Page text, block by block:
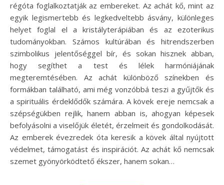
régóta foglalkoztatják az embereket. Az achát kő, mint az
egyik legismertebb és legkedveltebb ásvány, különleges
helyet foglal el a kristályterápiában és az ezoterikus
tudományokban. Számos kultúrában és hitrendszerben
szimbolikus jelentőséggel bír, és sokan hisznek abban,
hogy segíthet a test és lélek harmóniájának
megteremtésében. Az achát különböző színekben és
formákban található, ami még vonzóbbá teszi a gyűjtők és
a spirituális érdeklődők számára. A kövek ereje nemcsak a
szépségükben rejlik, hanem abban is, ahogyan képesek
befolyásolni a viselőjük életét, érzelmeit és gondolkodását.
Az emberek évezredek óta keresik a kövek által nyújtott
védelmet, támogatást és inspirációt. Az achát kő nemcsak
szemet gyönyörködtető ékszer, hanem sokan…